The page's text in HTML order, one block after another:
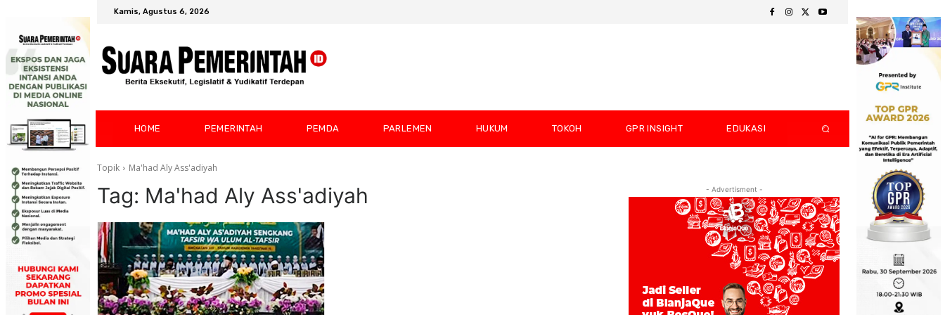
Kamis, Agustus 6, 2026
HOME PEMERINTAH PEMDA PARLEMEN HUKUM TOKOH GPR INSIGHT EDUKASI
Topik Ma'had Aly Ass'adiyah
Tag: Ma'had Aly Ass'adiyah - Advertisment -